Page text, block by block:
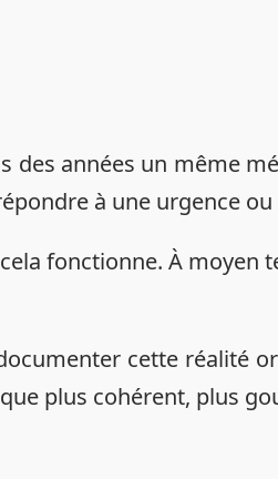
des années un même
à une urgence
fonctionne. À moyen
documenter cette réalité
plus cohérent, plus